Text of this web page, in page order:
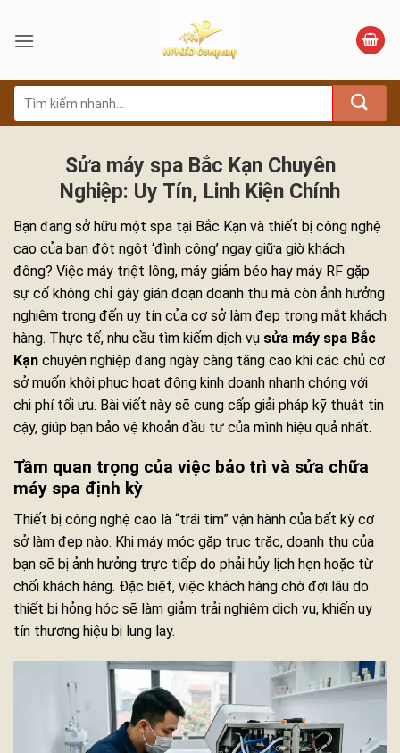
qua
dung
Tìm
kiếm:
Sửa máy spa Bắc Kạn Chuyên
Nghiệp: Uy Tín, Linh Kiện Chính
Bạn đang sở hữu một spa tại Bắc Kạn và thiết bị công nghệ
cao của bạn đột ngột ‘đình công’ ngay giữa giờ khách
đông? Việc máy triệt lông, máy giảm béo hay máy RF gặp
sự cố không chỉ gây gián đoạn doanh thu mà còn ảnh hưởng
nghiêm trọng đến uy tín của cơ sở làm đẹp trong mắt khách
hàng. Thực tế, nhu cầu tìm kiếm dịch vụ sửa máy spa Bắc
Kạn chuyên nghiệp đang ngày càng tăng cao khi các chủ cơ
sở muốn khôi phục hoạt động kinh doanh nhanh chóng với
chi phí tối ưu. Bài viết này sẽ cung cấp giải pháp kỹ thuật tin
cậy, giúp bạn bảo vệ khoản đầu tư của mình hiệu quả nhất.
Tầm quan trọng của việc bảo trì và sửa chữa
máy spa định kỳ
Thiết bị công nghệ cao là “trái tim” vận hành của bất kỳ cơ
sở làm đẹp nào. Khi máy móc gặp trục trặc, doanh thu của
bạn sẽ bị ảnh hưởng trực tiếp do phải hủy lịch hẹn hoặc từ
chối khách hàng. Đặc biệt, việc khách hàng chờ đợi lâu do
thiết bị hỏng hóc sẽ làm giảm trải nghiệm dịch vụ, khiến uy
tín thương hiệu bị lung lay.